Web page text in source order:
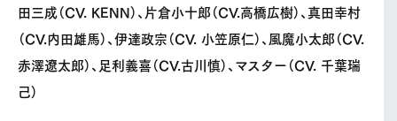
田三成（CV. KENN）、片倉小十郎（CV.高橋広樹）、真田幸村
（CV.内田雄馬）、伊達政宗（CV. 小笠原仁）、風魔小太郎（CV.
赤澤遼太郎）、足利義喜（CV.古川慎）、マスター（CV. 千葉瑞
己）